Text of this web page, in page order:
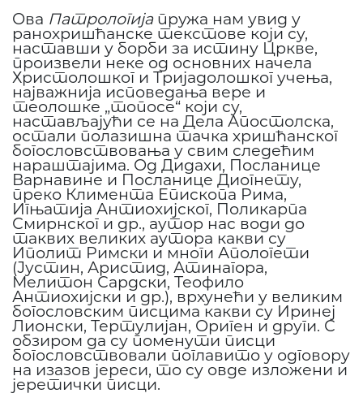
Ова Патрологијапружа нам увид у
ранохришћанске текстове који су,
наставши у борби за истину Цркве,
произвели неке од основних начела
Христолошког и Тријадолошког учења,
најважнија исповедања вере и
теолошке „топосе“ који су,
настављајући се на Дела Апостолска,
остали полазишна тачка хришћанског
богословствовања у свим следећим
нараштајима. Од Дидахи, Посланице
Варнавине и Посланице Диогнету,
преко Климента Епископа Рима,
Игњатија Антиохијског, Поликарпа
Смирнског и др., аутор нас води до
таквих великих аутора какви су
Иполит Римски и многи Апологети
(Јустин, Аристид, Атинагора,
Мелитон Сардски, Теофило
Антиохијски и др.), врхунећи у великим
богословским писцима какви су Иринеј
Лионски, Тертулијан, Ориген и други. С
обзиром да су поменути писци
богословствовали поглавито у одговору
на изазов јереси, то су овде изложени и
јеретички писци.